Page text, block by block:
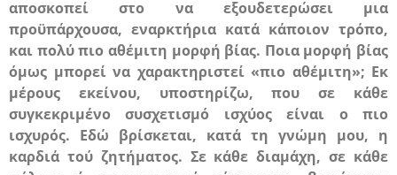
αποσκοπεί στο να εξουδετερώσει μια
προϋπάρχουσα, εναρκτήρια κατά κάποιον τρόπο,
και πολύ πιο αθέμιτη μορφή βίας. Ποια μορφή βίας
όμως μπορεί να χαρακτηριστεί «πιο αθέμιτη»; Εκ
μέρους εκείνου, υποστηρίζω, που σε κάθε
συγκεκριμένο συσχετισμό ισχύος είναι ο πιο
ισχυρός. Εδώ βρίσκεται, κατά τη γνώμη μου, η
καρδιά τού ζητήματος. Σε κάθε διαμάχη, σε κάθε